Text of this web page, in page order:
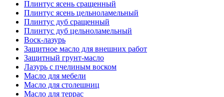
Плинтус ясень сращенный
Плинтус ясень цельноламельный
Плинтус дуб сращенный
Плинтус дуб цельноламельный
Воск-лазурь
Защитное масло для внешних работ
Защитный грунт-масло
Лазурь с пчелиным воском
Масло для мебели
Масло для столешниц
Масло для террас